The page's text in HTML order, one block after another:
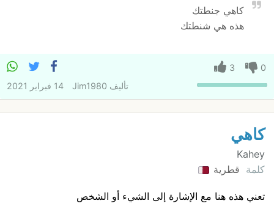
كاهي جنطتك
هذه هي شنطتك
0
3
تأليف Jim1980 14 فبراير 2021
كاهي
Kahey
كلمة قطرية
تعني هذه هنا مع الإشارة إلى الشيء أو الشخص